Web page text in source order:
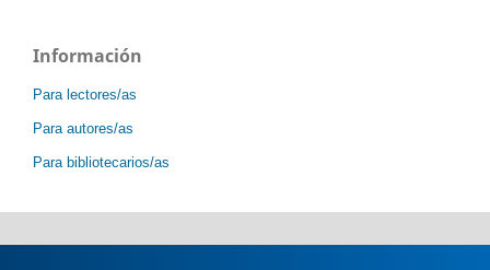
Información
Para lectores/as
Para autores/as
Para bibliotecarios/as